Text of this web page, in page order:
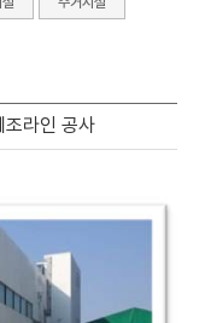
라인 공사